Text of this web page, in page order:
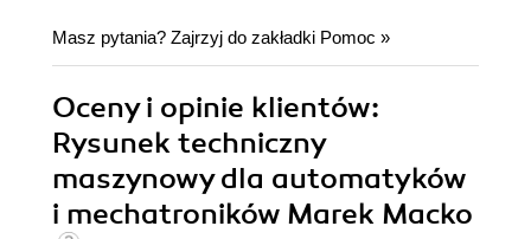
Masz pytania? Zajrzyj do zakładki Pomoc »
Oceny i opinie klientów:
Rysunek techniczny
maszynowy dla automatyków
i mechatroników Marek Macko